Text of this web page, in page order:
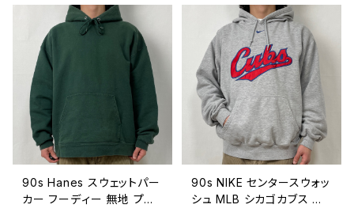
ンズ S 24040201
ビンテージ スウェットパー
カー プルオーバー ストリー
ト サーフ スケート 240218
01
90s Hanes スウェットパー
カー フーディー 無地 プレ
90s NIKE センタースウォッ
シュ MLB シカゴカブス パ